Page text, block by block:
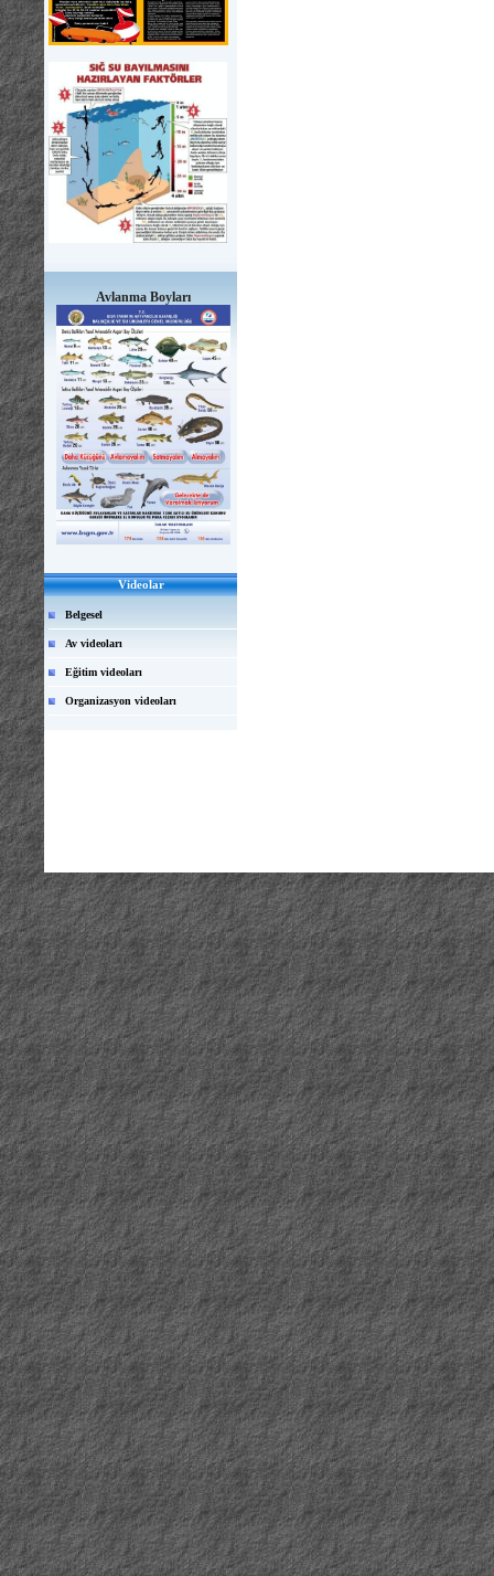
Avlanma Boyları
Videolar
Belgesel
Av videoları
Eğitim videoları
Organizasyon videoları